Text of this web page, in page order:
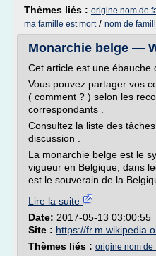
Thèmes liés : origine nom de
ma famille est mort/ nom de
Monarchie belge —
Cet article est une ébauche
Vous pouvez partager vos
( comment ? ) selon les
correspondants .
Consultez la liste des
discussion .
La monarchie belge est le
vigueur en Belgique, dans
est le souverain de la
Lire la suite
Date: 2017-05-13 03:00:55
Site : https://
Thèmes liés : origine nom de